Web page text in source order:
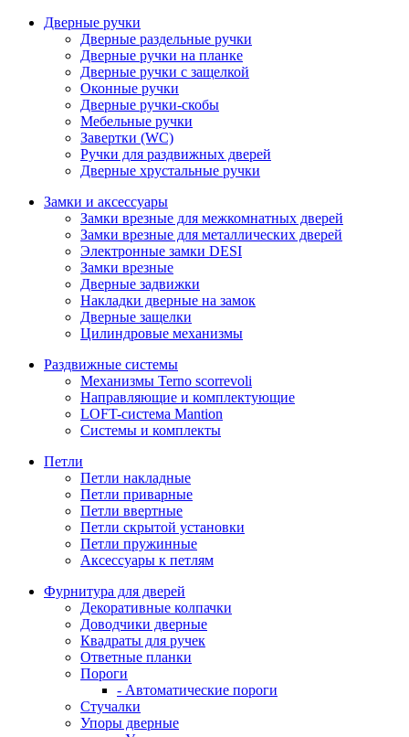
Дверные ручки
Дверные раздельные ручки
Дверные ручки на планке
Дверные ручки с защелкой
Оконные ручки
Дверные ручки-скобы
Мебельные ручки
Завертки (WC)
Ручки для раздвижных дверей
Дверные хрустальные ручки
Замки и аксессуары
Замки врезные для межкомнатных дверей
Замки врезные для металлических дверей
Электронные замки DESI
Замки врезные
Дверные задвижки
Накладки дверные на замок
Дверные защелки
Цилиндровые механизмы
Раздвижные системы
Механизмы Terno scorrevoli
Направляющие и комплектующие
LOFT-cистема Mantion
Системы и комплекты
Петли
Петли накладные
Петли приварные
Петли ввертные
Петли скрытой установки
Петли пружинные
Аксессуары к петлям
Фурнитура для дверей
Декоративные колпачки
Доводчики дверные
Квадраты для ручек
Ответные планки
Пороги
- Автоматические пороги
Стучалки
Упоры дверные